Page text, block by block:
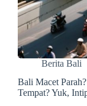
Berita Bali
Bali Macet
Tempat? Yuk,